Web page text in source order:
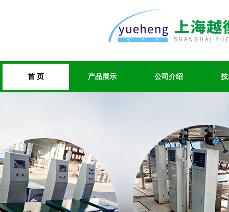
首 页 产品展示 公司介绍